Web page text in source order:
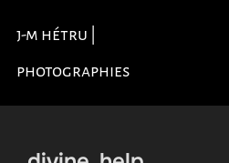
contenu
j-m hétru |
photographies